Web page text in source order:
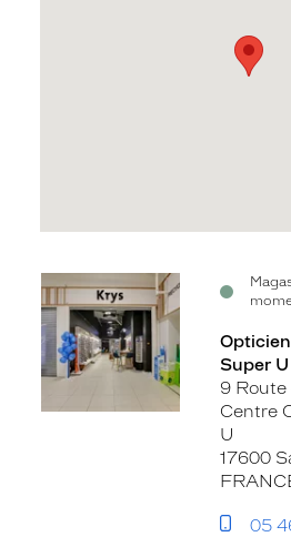
Voir
la
fiche
Super U
9 Route
Centre
U
17600
05